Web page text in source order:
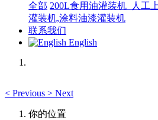
全部 200L食用油灌装机_人工
灌装机,涂料油漆灌装机
联系我们
English
< Previous > Next
你的位置